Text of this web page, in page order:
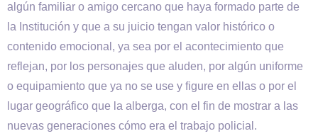
algún familiar o amigo cercano que haya formado parte de
la Institución y que a su juicio tengan valor histórico o
contenido emocional, ya sea por el acontecimiento que
reflejan, por los personajes que aluden, por algún uniforme
o equipamiento que ya no se use y figure en ellas o por el
lugar geográfico que la alberga, con el fin de mostrar a las
nuevas generaciones cómo era el trabajo policial.